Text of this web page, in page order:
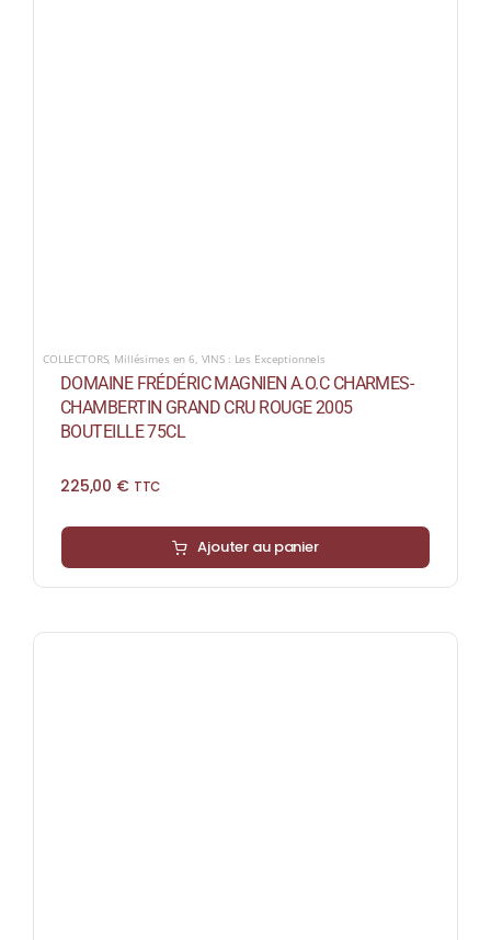
COLLECTORS, Millésimes en 6, VINS : Les Exceptionnels
DOMAINE FRÉDÉRIC MAGNIEN A.O.C CHARMES-
CHAMBERTIN GRAND CRU ROUGE 2005
BOUTEILLE 75CL
225,00 € TTC
Ajouter au panier